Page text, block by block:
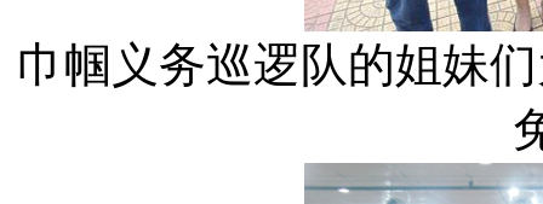
巾帼义务巡逻队的姐妹